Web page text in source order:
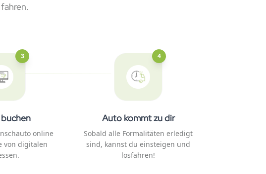
3
online
von digitalen
4
Auto kommt zu dir
Sobald alle Formalitäten erledigt
sind, kannst du einsteigen und
losfahren!